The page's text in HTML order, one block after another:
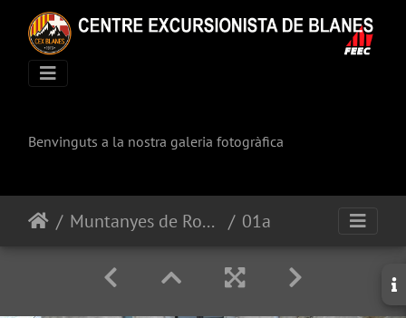
Benvinguts a la nostra galeria fotogràfica
Muntanyes de Rocacorba 01a